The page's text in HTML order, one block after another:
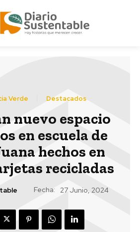
Verde Destacados
nuevo espacio
en escuela de
hechos en
recicladas
Fecha: 27 Junio, 2024